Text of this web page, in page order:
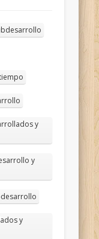
y
y
y